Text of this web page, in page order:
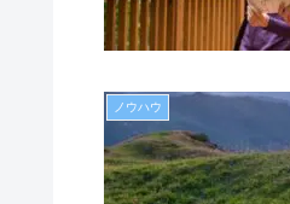
ノウハウ